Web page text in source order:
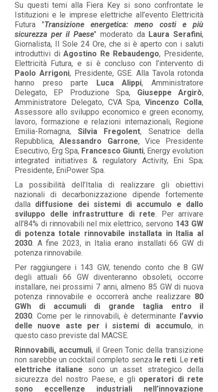
Su questi temi alla Fiera Key si sono confrontate le
Istituzioni e le imprese elettriche all’evento Elettricità
Futura "Transizione energetica: meno costi e più
sicurezza per il Paese" moderato da Laura Serafini,
Giornalista, Il Sole 24 Ore, che si è aperto con i saluti
introduttivi diAgostino Re Rebaudengo, Presidente,
Elettricità Futura, e si è concluso con l’intervento di
Paolo Arrigoni, Presidente, GSE. Alla Tavola rotonda
hanno preso parte
Luca Alippi, Amministratore
Delegato, EP Produzione Spa, Giuseppe Argirò,
Amministratore Delegato, CVA Spa,Vincenzo Colla,
Assessore allo sviluppo economico e green economy,
lavoro, formazione e relazioni internazionali, Regione
Emilia-Romagna, Silvia Fregolent, Senatrice della
Repubblica,Alessandro Garrone, Vice Presidente
Esecutivo, Erg Spa, Francesco Giunti, Energy evolution
integrated initiatives & regulatory Activity, Eni Spa;
Presidente, EniPower Spa.
La possibilità dell’Italia di realizzare gli obiettivi
nazionali di decarbonizzazione dipende fortemente
dalla diffusione dei sistemi di accumulo e dallo
sviluppo delle infrastrutture di rete. Per arrivare
all’84% di rinnovabili nel mix elettrico, servono 143 GW
di potenza totale rinnovabile installata in Italia al
2030. A fine 2023, in Italia erano installati 66 GW di
potenza rinnovabile.
Per raggiungere i 143 GW, tenendo conto che 8 GW
degli attuali 66 GW diventeranno obsoleti, occorre
installare, nei prossimi 7 anni, almeno 85 GW di nuova
potenza rinnovabile e occorrerà anche realizzare 80
GWh di accumuli di grande taglia entro il
2030. Come per le rinnovabili, è determinante
l’avvio
delle nuove aste per i sistemi di accumulo, in
questo caso previste dal MACSE.
Rinnovabili, accumuli, il Green Tonic della transizione
non sarebbe un cocktail completo senza le reti. Le reti
elettriche italiane sono un asset strategico della
sicurezza del nostro Paese, e gli operatori di rete
sono eccellenze industriali nell’innovazione